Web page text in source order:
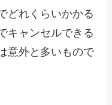
どれくらいかかる
キャンセルできる
意外と多いもので